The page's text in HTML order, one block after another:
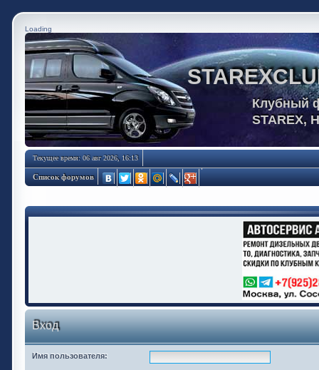
Loading
Клубный
STAREX,
Текущее время: 06 авг 2026, 16:13
Список форумов
Вход
Имя пользователя: